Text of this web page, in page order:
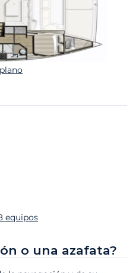
equipos
o una azafata?